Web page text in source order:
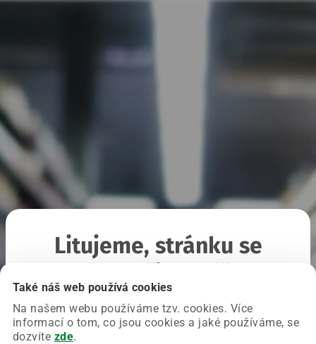
Také náš web používá cookies
Na našem webu používáme tzv. cookies. Více
informací o tom, co jsou cookies a jaké používáme, se
dozvíte zde.
Litujeme, stránku se
Chyba nastala na naší straně a už ji opravujeme.
Zkuste prosím znovu načíst požadovanou stránku.